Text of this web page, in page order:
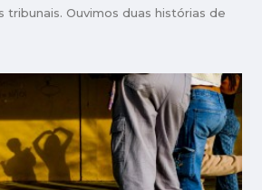
tribunais. Ouvimos duas histórias de